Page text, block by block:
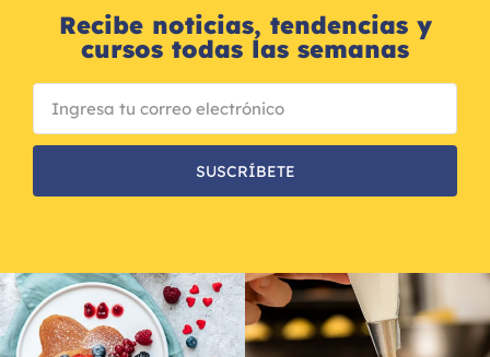
Recibe noticias, tendencias y
cursos todas las semanas
SUSCRÍBETE